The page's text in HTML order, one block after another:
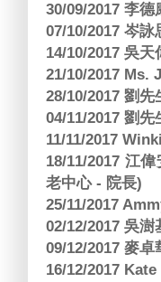
30/09/2017 李
07/10/2017 岑
14/10/2017 吳
21/10/2017 Ms.
28/10/2017 劉
04/11/2017 劉
11/11/2017
18/11/2017 江
老中心 - 院長)
25/11/2017
02/12/2017 吳
09/12/2017 麥
16/12/2017